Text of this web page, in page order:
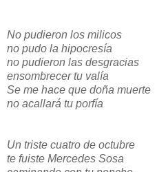
No pudieron los milicos
no pudo la hipocresía
no pudieron las desgracias
ensombrecer tu valía
Se me hace que doña muerte
no acallará tu porfía
Un triste cuatro de octubre
te fuiste Mercedes Sosa